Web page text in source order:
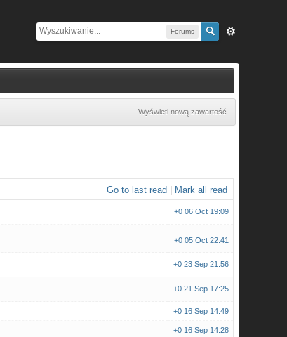
Forums
Wyświetl nową zawartość
Go to last read Mark all read
+006 Oct 19:09
+005 Oct 22:41
+023 Sep 21:56
+021 Sep 17:25
+0 16 Sep 14:49
+0 16 Sep 14:28